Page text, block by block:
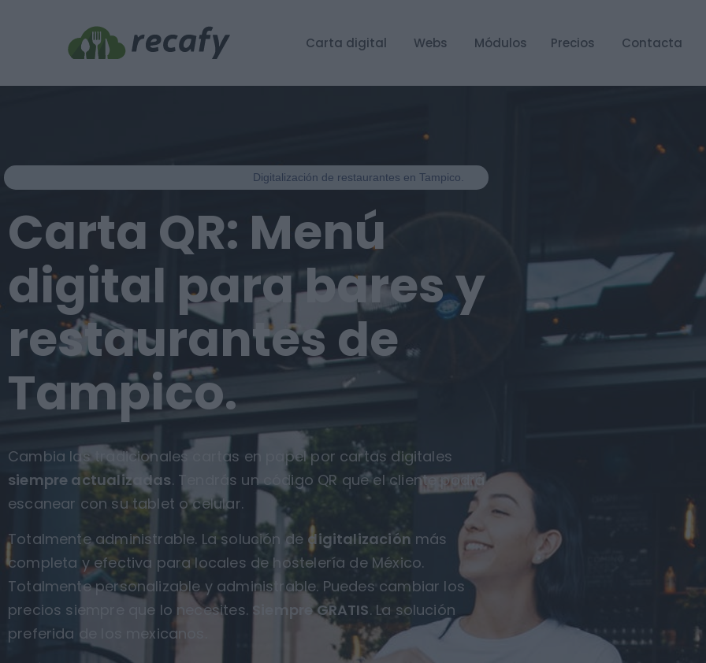
Carta digital Webs Módulos Precios Contacta
Digitalización de restaurantes en Tampico.
Carta QR: Menú
digital para bares y
restaurantes de
Tampico.
Cambia las tradicionales cartas en papel por cartas digitales
siempre actualizadas. Tendrás un código QR que el cliente podrá
escanear con su tablet o celular.
Totalmente administrable. La solución de digitalización más
completa y efectiva para locales de hostelería de México.
Totalmente personalizable y administrable. Puedes cambiar los
precios siempre que lo necesites. Siempre GRATIS. La solución
preferida de los mexicanos.